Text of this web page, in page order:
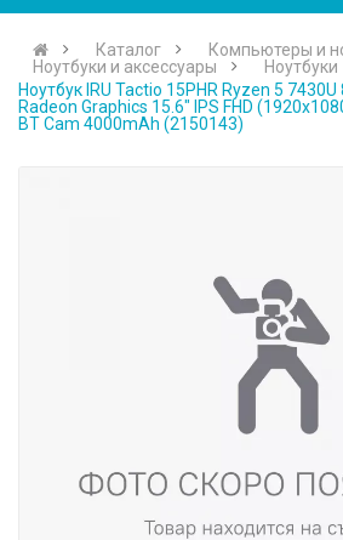
Каталог
Компьютеры и
Ноутбуки и аксессуары
Ноутбуки
Ноутбук IRU Tactio 15PHR Ryzen 5 7430U
Radeon Graphics 15.6" IPS FHD
BT Cam 4000mAh (2150143)